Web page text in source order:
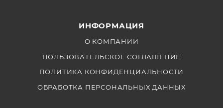
ИНФОРМАЦИЯ
О КОМПАНИИ
ПОЛЬЗОВАТЕЛЬСКОЕ СОГЛАШЕНИЕ
ПОЛИТИКА КОНФИДЕНЦИАЛЬНОСТИ
ОБРАБОТКА ПЕРСОНАЛЬНЫХ ДАННЫХ